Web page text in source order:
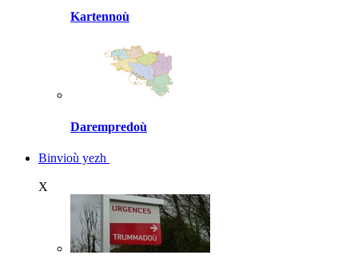
Kartennoù
Darempredoù
Binvioù yezh
X